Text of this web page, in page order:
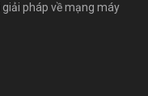
pháp về mạng máy